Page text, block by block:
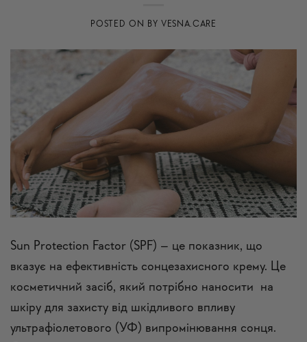
POSTED ON BY VESNA.CARE
Sun Protection Factor (SPF) – це показник, що
вказує на ефективність сонцезахисного крему. Це
косметичний засіб, який потрібно наносити на
шкіру для захисту від шкідливого впливу
ультрафіолетового (УФ) випромінювання сонця.